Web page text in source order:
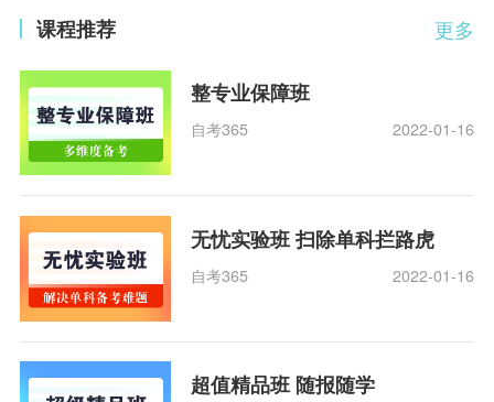
更多
课程推荐
整专业保障班
自考365 2022-01-16
无忧实验班 扫除单科拦路虎
自考365 2022-01-16
超值精品班 随报随学